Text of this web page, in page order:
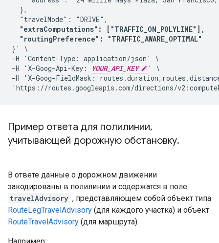
  },
  "travelMode": "DRIVE",
"extraComputations": ["TRAFFIC_ON_POLYLINE"],
  "routingPreference": "TRAFFIC_AWARE_OPTIMAL"
}' \
-H 'Content-Type: application/json' \
-H 'X-Goog-Api-Key:
YOUR_API_KEY
' \
-H 'X-Goog-FieldMask:
'https://routes.googleapis.com/directions/
Пример ответа для полилинии,
учитывающей дорожную обстановку.
В ответе данные о дорожном движении
закодированы в полилинии и содержатся в поле
travelAdvisory , представляющем собой объект типа
RouteLegTravelAdvisory (для каждого участка) и объект
RouteTravelAdvisory (для маршрута).